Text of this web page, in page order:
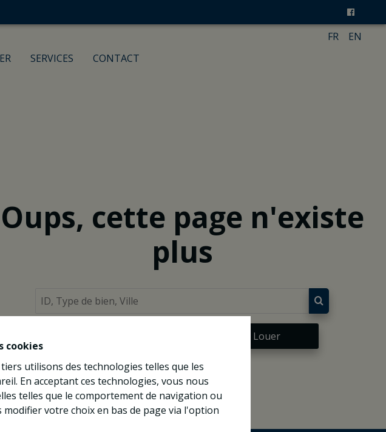
cookies
utilisons des technologies telles que les
En acceptant ces technologies, vous nous
telles que le comportement de navigation ou
votre choix en bas de page via l'option
SERVICES
CONTACT
FR EN
Oups, cette page n'existe
plus
À Louer